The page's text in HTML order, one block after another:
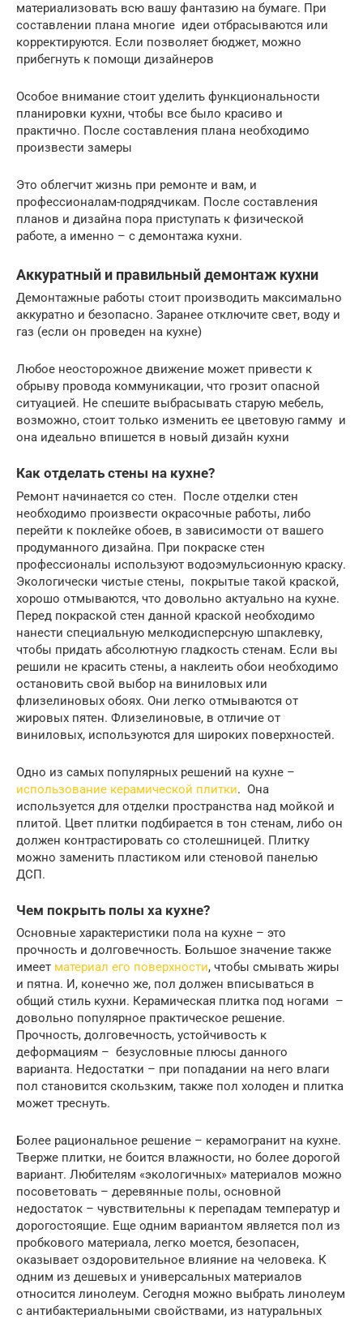
материализовать всю вашу фантазию на бумаге. При
составлении плана многие идеи отбрасываются или
корректируются. Если позволяет бюджет, можно
прибегнуть к помощи дизайнеров
Особое внимание стоит уделить функциональности
планировки кухни, чтобы все было красиво и
практично. После составления плана необходимо
произвести замеры
Это облегчит жизнь при ремонте и вам, и
профессионалам-подрядчикам. После составления
планов и дизайна пора приступать к физической
работе, а именно – с демонтажа кухни.
Аккуратный и правильный демонтаж кухни
Демонтажные работы стоит производить максимально
аккуратно и безопасно. Заранее отключите свет, воду и
газ (если он проведен на кухне)
Любое неосторожное движение может привести к
обрыву провода коммуникации, что грозит опасной
ситуацией. Не спешите выбрасывать старую мебель,
возможно, стоит только изменить ее цветовую гамму и
она идеально впишется в новый дизайн кухни
Как отделать стены на кухне?
Ремонт начинается со стен. После отделки стен
необходимо произвести окрасочные работы, либо
перейти к поклейке обоев, в зависимости от вашего
продуманного дизайна. При покраске стен
профессионалы используют водоэмульсионную краску.
Экологически чистые стены, покрытые такой краской,
хорошо отмываются, что довольно актуально на кухне.
Перед покраской стен данной краской необходимо
нанести специальную мелкодисперсную шпаклевку,
чтобы придать абсолютную гладкость стенам. Если вы
решили не красить стены, а наклеить обои необходимо
остановить свой выбор на виниловых или
флизелиновых обоях. Они легко отмываются от
жировых пятен. Флизелиновые, в отличие от
виниловых, используются для широких поверхностей.
Одно из самых популярных решений на кухне –
использование керамической плитки. Она
используется для отделки пространства над мойкой и
плитой. Цвет плитки подбирается в тон стенам, либо он
должен контрастировать со столешницей. Плитку
можно заменить пластиком или стеновой панелью
ДСП.
Чем покрыть полы ха кухне?
Основные характеристики пола на кухне – это
прочность и долговечность. Большое значение также
имеет материал его поверхности, чтобы смывать жиры
и пятна. И, конечно же, пол должен вписываться в
общий стиль кухни. Керамическая плитка под ногами –
довольно популярное практическое решение.
Прочность, долговечность, устойчивость к
деформациям – безусловные плюсы данного
варианта. Недостатки – при попадании на него влаги
пол становится скользким, также пол холоден и плитка
может треснуть.
Более рациональное решение – керамогранит на кухне.
Тверже плитки, не боится влажности, но более дорогой
вариант. Любителям «экологичных» материалов можно
посоветовать – деревянные полы, основной
недостаток – чувствительны к перепадам температур и
дорогостоящие. Еще одним вариантом является пол из
пробкового материала, легко моется, безопасен,
оказывает оздоровительное влияние на человека. К
одним из дешевых и универсальных материалов
относится линолеум. Сегодня можно выбрать линолеум
с антибактериальными свойствами, из натуральных